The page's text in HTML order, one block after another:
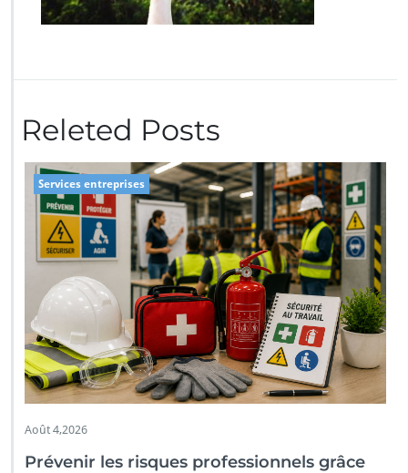
Releted Posts
Services entreprises
Août 4,2026
Prévenir les risques professionnels grâce